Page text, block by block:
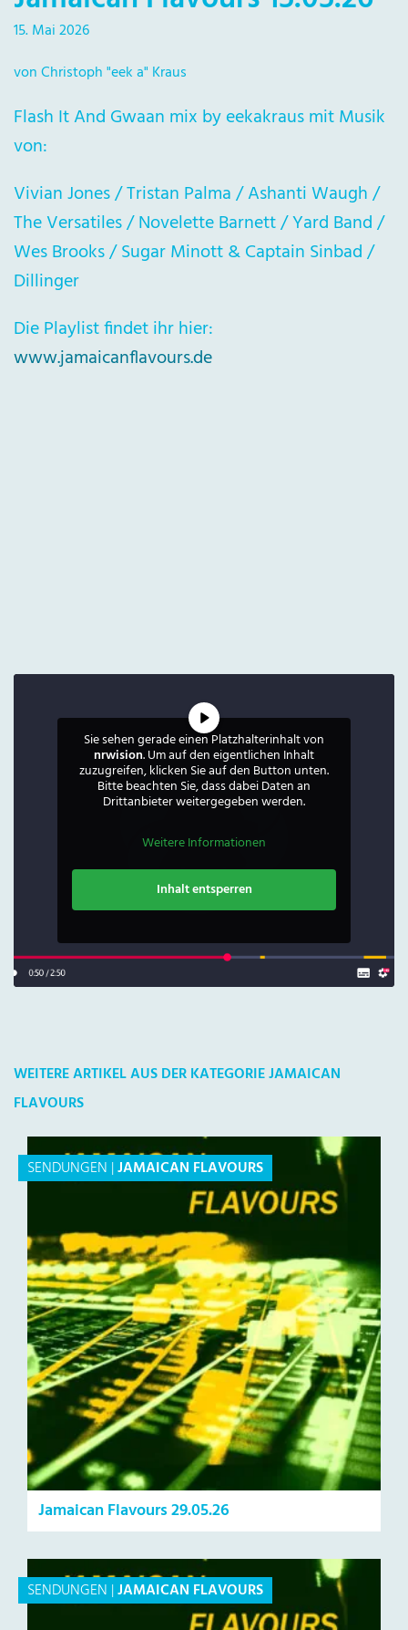
15. Mai 2026
von Christoph "eek a" Kraus
Flash It And Gwaan mix by eekakraus mit Musik
von:
Vivian Jones / Tristan Palma / Ashanti Waugh /
The Versatiles / Novelette Barnett / Yard Band /
Wes Brooks / Sugar Minott & Captain Sinbad /
Dillinger
Die Playlist findet ihr hier:
www.jamaicanflavours.de
Sie sehen gerade einen Platzhalterinhalt von
nrwision. Um auf den eigentlichen Inhalt
zuzugreifen, klicken Sie auf den Button unten.
Bitte beachten Sie, dass dabei Daten an
Drittanbieter weitergegeben werden.
Weitere Informationen
Inhalt entsperren
WEITERE ARTIKEL AUS DER KATEGORIE JAMAICAN
FLAVOURS
SENDUNGEN |JAMAICAN FLAVOURS
Jamaican Flavours 29.05.26
SENDUNGEN |JAMAICAN FLAVOURS